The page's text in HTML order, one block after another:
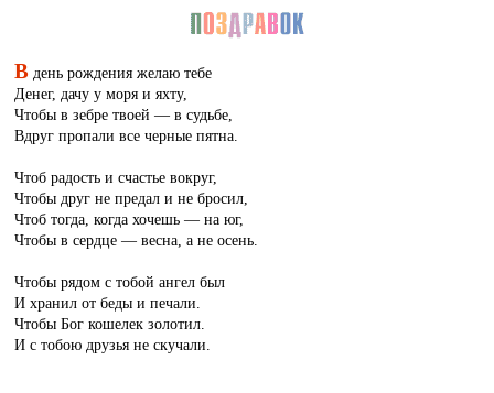
В день рождения желаю тебе
Денег, дачу у моря и яхту,
Чтобы в зебре твоей — в судьбе,
Вдруг пропали все черные пятна.
Чтоб радость и счастье вокруг,
Чтобы друг не предал и не бросил,
Чтоб тогда, когда хочешь — на юг,
Чтобы в сердце — весна, а не осень.
Чтобы рядом с тобой ангел был
И хранил от беды и печали.
Чтобы Бог кошелек золотил.
И с тобою друзья не скучали.